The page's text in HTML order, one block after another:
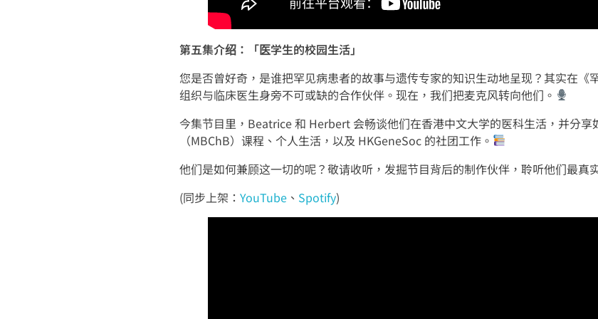
第五集介绍：「医学生的校园生活」
您是否曾好奇，是谁把罕见病患者的故事与遗传专家的知识生动地呈现？其实在《
组织与临床医生身旁不可或缺的合作伙伴。现在，我们把麦克风转向他们。
今集节目里，Beatrice 和 Herbert 会畅谈他们在香港中文大学的医科生活，并分
（MBChB）课程、个人生活，以及 HKGeneSoc 的社团工作。
他们是如何兼顾这一切的呢？敬请收听，发掘节目背后的制作伙伴，聆听他们最真
(同步上架： YouTube 、 Spotify)